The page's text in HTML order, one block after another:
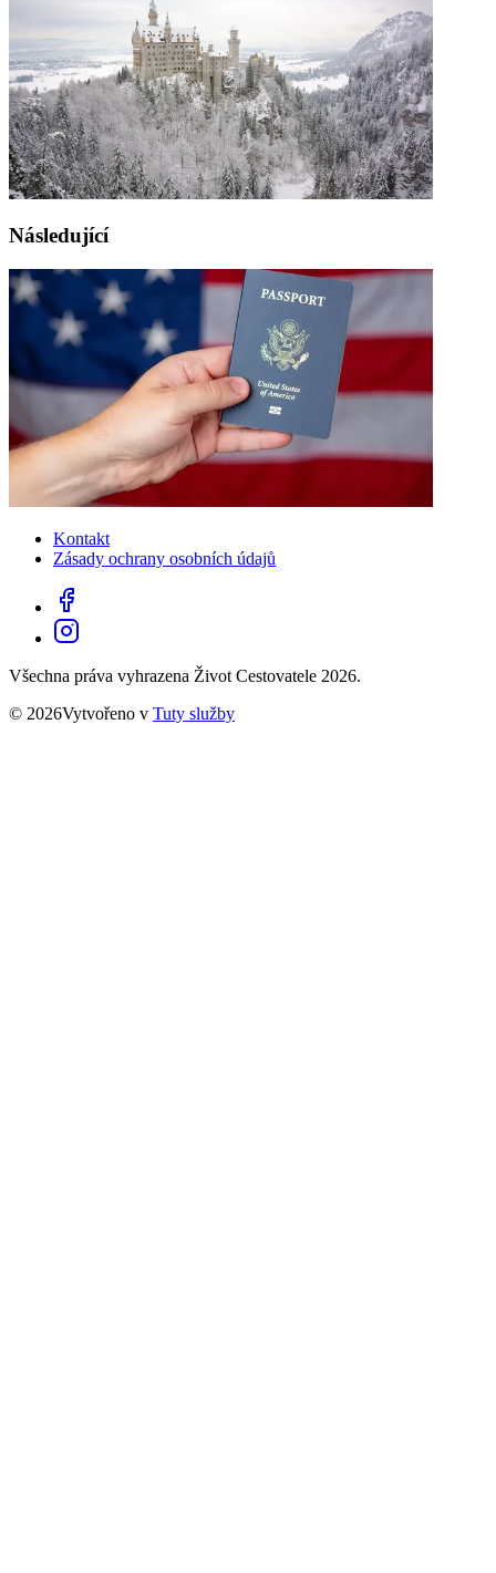
Následující
Kontakt
Zásady ochrany osobních údajů
Všechna práva vyhrazena Život Cestovatele 2026.
© 2026Vytvořeno v Tuty služby